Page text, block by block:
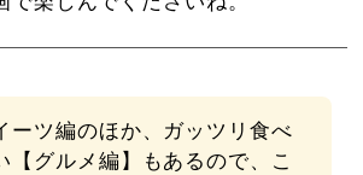
ーツ編のほか、ガッツリ食べ
【グルメ編】もあるので、こ